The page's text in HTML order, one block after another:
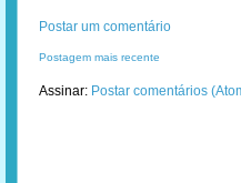
Postar um comentário
Postagem mais recente
Assinar: Postar comentários